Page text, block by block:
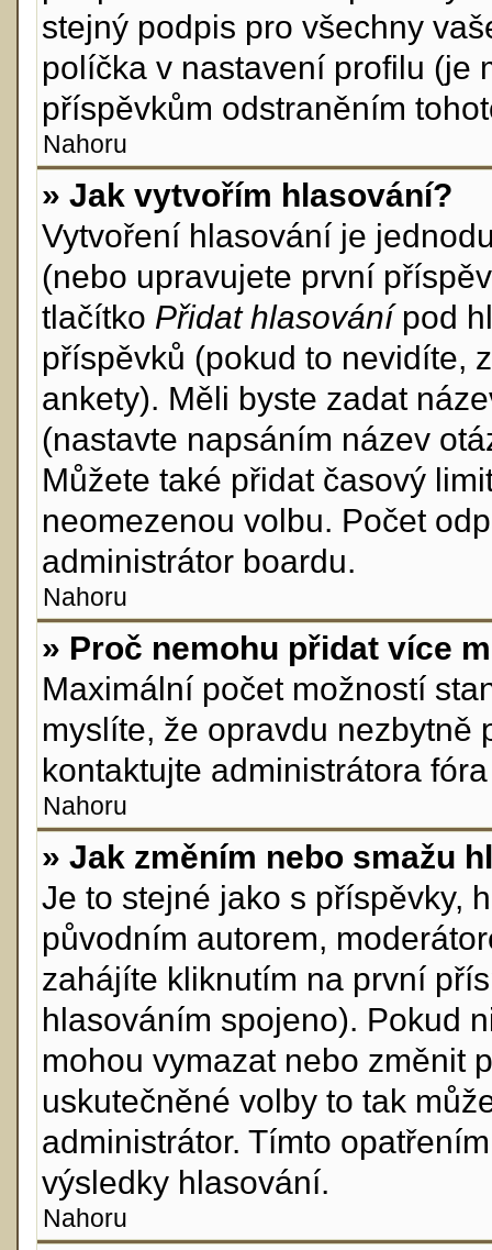
stejný podpis pro všechny
políčka v nastavení profilu (je
příspěvkům odstraněním
Nahoru
» Jak vytvořím hlasování?
Vytvoření hlasování je
(nebo upravujete první
tlačítko Přidat hlasovánípod
příspěvků (pokud to nevidíte,
ankety). Měli byste zadat
(nastavte napsáním název
Můžete také přidat časový
neomezenou volbu. Počet
administrátor boardu.
Nahoru
» Proč nemohu přidat více
Maximální počet možností
myslíte, že opravdu nezbytně
kontaktujte administrátora
Nahoru
» Jak změním nebo smažu
Je to stejné jako s příspěvky,
původním autorem,
zahájíte kliknutím na první
hlasováním spojeno). Pokud
mohou vymazat nebo změnit
uskutečněné volby to tak
administrátor. Tímto
výsledky hlasování.
Nahoru